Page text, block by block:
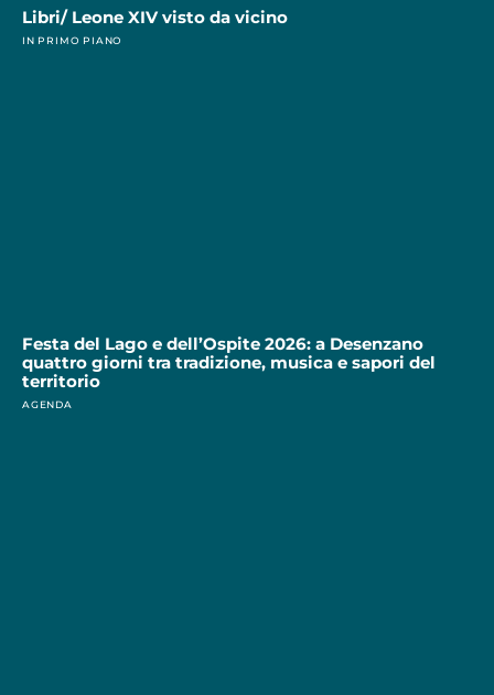
Libri/ Leone XIV visto da vicino
IN PRIMO PIANO
Festa del Lago e dell’Ospite 2026: a Desenzano
quattro giorni tra tradizione, musica e sapori del
territorio
AGENDA